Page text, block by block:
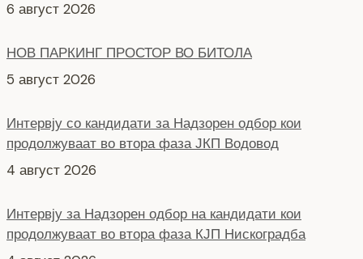
5 август 2026
Интервју со кандидати за Надзорен одбор кои
продолжуваат во втора фаза ЈКП Водовод
Интервју за Надзорен одбор на кандидати кои
продолжуваат во втора фаза КЈП Нискоградба
НОВ ПАРКИНГ ПРОСТОР ВО ЦЕНТАРОТ НА ГРАДОТ